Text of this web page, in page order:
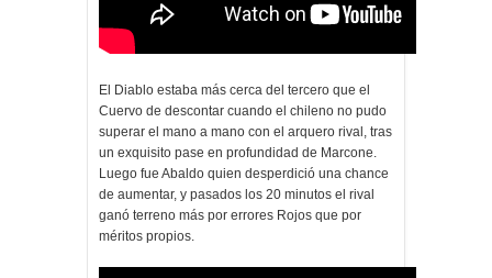
El Diablo estaba más cerca del tercero que el
Cuervo de descontar cuando el chileno no pudo
superar el mano a mano con el arquero rival, tras
un exquisito pase en profundidad de Marcone.
Luego fue Abaldo quien desperdició una chance
de aumentar, y pasados los 20 minutos el rival
ganó terreno más por errores Rojos que por
méritos propios.